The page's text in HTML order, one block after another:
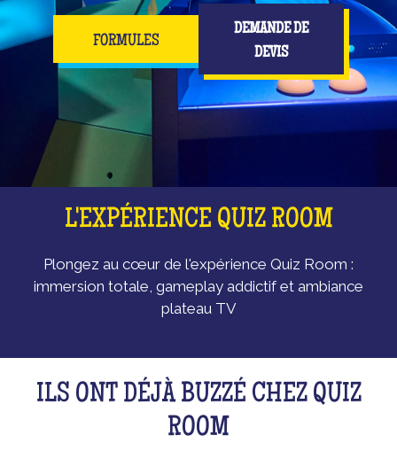
FORMULES
DEMANDE DE
DEVIS
L'EXPÉRIENCE QUIZ ROOM
Plongez au cœur de l'expérience Quiz Room :
immersion totale, gameplay addictif et ambiance
plateau TV
ILS ONT DÉJÀ BUZZÉ CHEZ QUIZ
ROOM